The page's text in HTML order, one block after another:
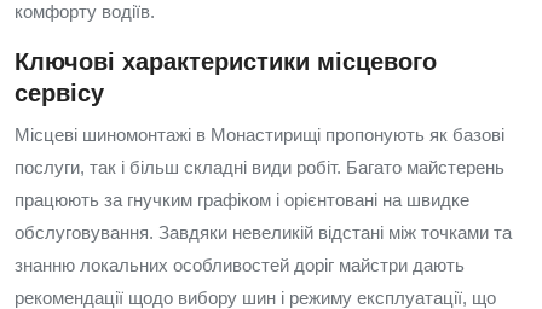
комфорту водіїв.
Ключові характеристики місцевого
сервісу
Місцеві шиномонтажі в Монастирищі пропонують як базові
послуги, так і більш складні види робіт. Багато майстерень
працюють за гнучким графіком і орієнтовані на швидке
обслуговування. Завдяки невеликій відстані між точками та
знанню локальних особливостей доріг майстри дають
рекомендації щодо вибору шин і режиму експлуатації, що